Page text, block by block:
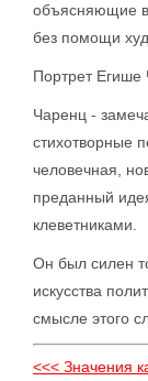
объясняющие в
без помощи
Портрет Егише
Чаренц -
стихотворные
человечная,
преданный
клеветниками.
Он был силен
искусства
смысле этого
<<< Значения